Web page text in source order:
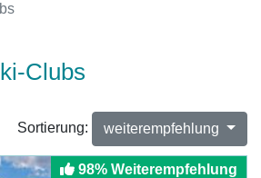
Clubs
Sortierung: weiterempfehlung
98% Weiterempfehlung